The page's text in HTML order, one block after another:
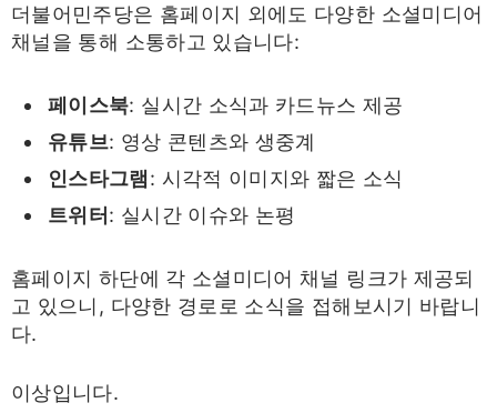
더불어민주당은 홈페이지 외에도 다양한 소셜미디어
채널을 통해 소통하고 있습니다:
페이스북: 실시간 소식과 카드뉴스 제공
유튜브: 영상 콘텐츠와 생중계
인스타그램: 시각적 이미지와 짧은 소식
트위터: 실시간 이슈와 논평
홈페이지 하단에 각 소셜미디어 채널 링크가 제공되
고 있으니, 다양한 경로로 소식을 접해보시기 바랍니
다.
이상입니다.